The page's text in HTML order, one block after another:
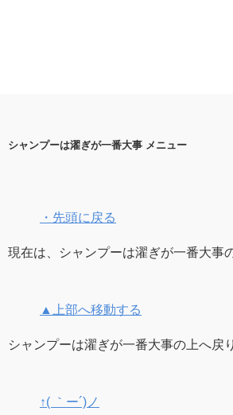
シャンプーは濯ぎが一番大事 メニュー
・先頭に戻る
現在は、シャンプーは濯ぎが一番大事
▲上部へ移動する
シャンプーは濯ぎが一番大事の上へ戻
↑( ｀ー´)ノ